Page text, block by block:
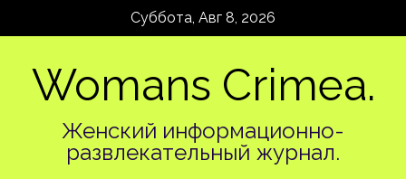
Суббота, Авг 8, 2026
Womans Crimea.
Женский информационно-
развлекательный журнал.